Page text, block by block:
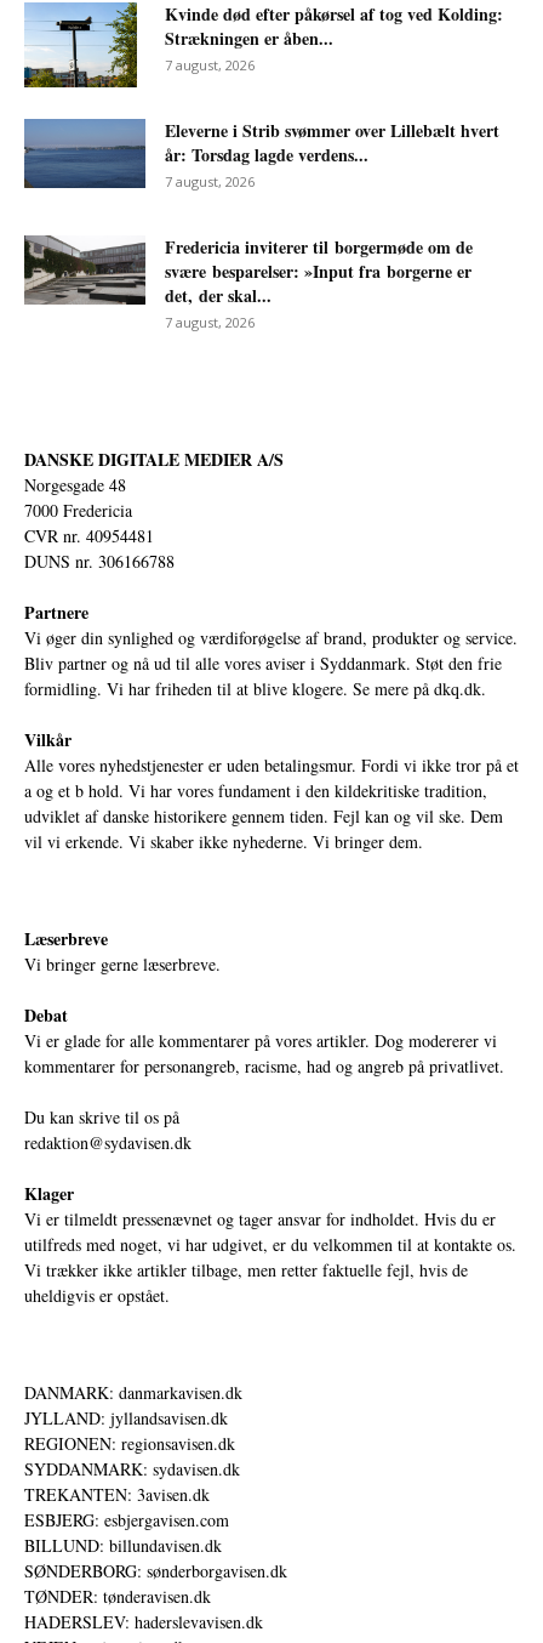
Kvinde død efter påkørsel af tog ved Kolding:
Strækningen er åben...
7 august, 2026
Eleverne i Strib svømmer over Lillebælt hvert
år: Torsdag lagde verdens...
7 august, 2026
Fredericia inviterer til borgermøde om de
svære besparelser: »Input fra borgerne er
det, der skal...
7 august, 2026
DANSKE DIGITALE MEDIER A/S
Norgesgade 48
7000 Fredericia
CVR nr. 40954481
DUNS nr. 306166788
Partnere
Vi øger din synlighed og værdiforøgelse af brand, produkter og service.
Bliv partner og nå ud til alle vores aviser i Syddanmark. Støt den frie
formidling. Vi har friheden til at blive klogere. Se mere på dkq.dk.
Vilkår
Alle vores nyhedstjenester er uden betalingsmur. Fordi vi ikke tror på et
a og et b hold. Vi har vores fundament i den kildekritiske tradition,
udviklet af danske historikere gennem tiden. Fejl kan og vil ske. Dem
vil vi erkende. Vi skaber ikke nyhederne. Vi bringer dem.
Læserbreve
Vi bringer gerne læserbreve.
Debat
Vi er glade for alle kommentarer på vores artikler. Dog modererer vi
kommentarer for personangreb, racisme, had og angreb på privatlivet.
Du kan skrive til os på
redaktion@sydavisen.dk
Klager
Vi er tilmeldt pressenævnet og tager ansvar for indholdet. Hvis du er
utilfreds med noget, vi har udgivet, er du velkommen til at kontakte os.
Vi trækker ikke artikler tilbage, men retter faktuelle fejl, hvis de
uheldigvis er opstået.
DANMARK: danmarkavisen.dk
JYLLAND: jyllandsavisen.dk
REGIONEN: regionsavisen.dk
SYDDANMARK: sydavisen.dk
TREKANTEN: 3avisen.dk
ESBJERG: esbjergavisen.com
BILLUND: billundavisen.dk
SØNDERBORG: sønderborgavisen.dk
TØNDER: tønderavisen.dk
HADERSLEV: haderslevavisen.dk